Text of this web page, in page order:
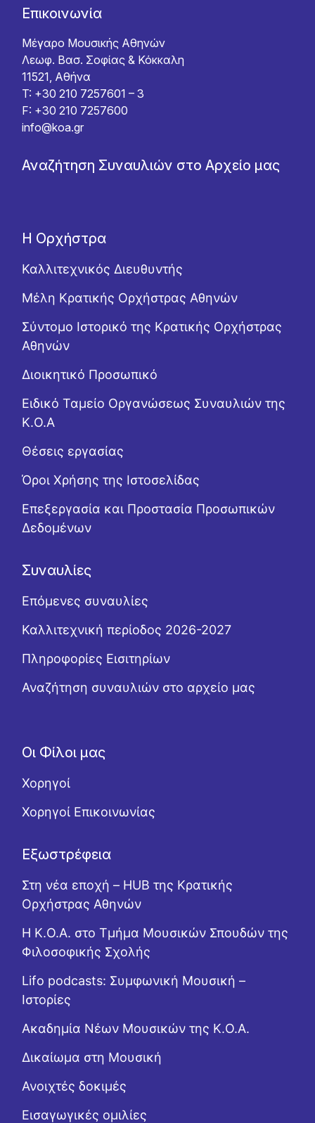
Επικοινωνία
Μέγαρο Μουσικής Αθηνών
Λεωφ. Βασ. Σοφίας & Κόκκαλη
11521, Αθήνα
T: +30 210 7257601 – 3
F: +30 210 7257600
info@koa.gr
Αναζήτηση Συναυλιών στο Αρχείο μας
Η Ορχήστρα
Καλλιτεχνικός Διευθυντής
Μέλη Κρατικής Ορχήστρας Αθηνών
Σύντομο Ιστορικό της Κρατικής Ορχήστρας
Αθηνών
Διοικητικό Προσωπικό
Ειδικό Ταμείο Οργανώσεως Συναυλιών της
Κ.Ο.Α
Θέσεις εργασίας
Όροι Χρήσης της Ιστοσελίδας
Επεξεργασία και Προστασία Προσωπικών
Δεδομένων
Συναυλίες
Επόμενες συναυλίες
Καλλιτεχνική περίοδος 2026-2027
Πληροφορίες Εισιτηρίων
Αναζήτηση συναυλιών στο αρχείο μας
Οι Φίλοι μας
Χορηγοί
Χορηγοί Επικοινωνίας
Εξωστρέφεια
Στη νέα εποχή – HUB της Κρατικής
Ορχήστρας Αθηνών
Η Κ.Ο.Α. στο Τμήμα Μουσικών Σπουδών της
Φιλοσοφικής Σχολής
Lifo podcasts: Συμφωνική Μουσική –
Ιστορίες
Ακαδημία Νέων Μουσικών της Κ.Ο.Α.
Δικαίωμα στη Μουσική
Ανοιχτές δοκιμές
Εισαγωγικές ομιλίες